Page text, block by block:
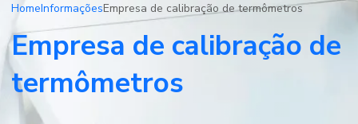
HomeInformaçõesEmpresa de calibração de termômetros
Empresa de calibração de
termômetros